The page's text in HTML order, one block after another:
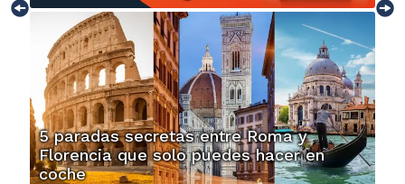
5 paradas secretas entre Roma y
Florencia que solo puedes hacer en
coche